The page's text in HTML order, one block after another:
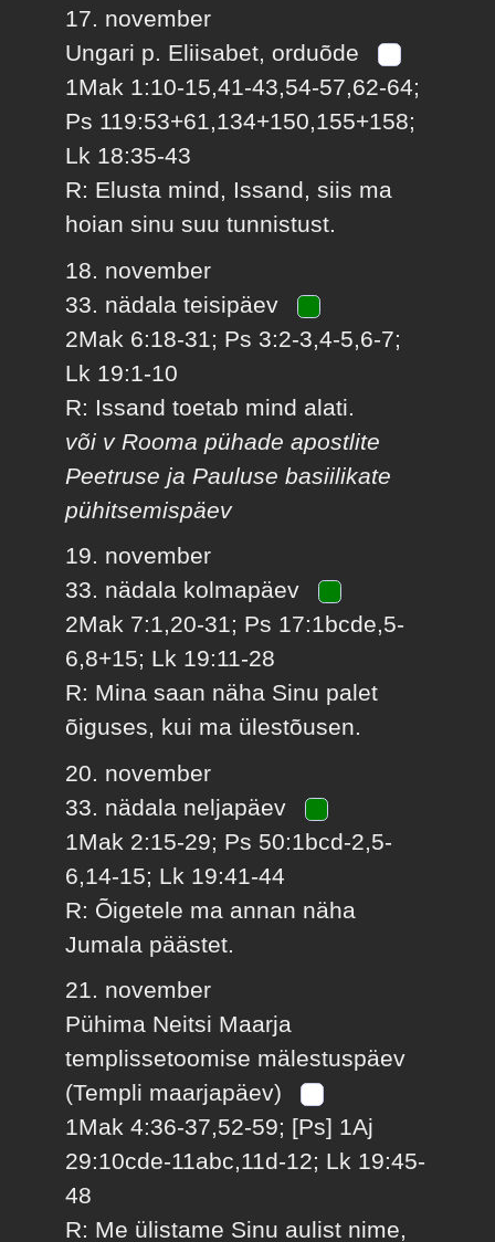
17. november
Ungari p. Eliisabet, orduõde
1Mak 1:10-15,41-43,54-57,62-64;
Ps 119:53+61,134+150,155+158;
Lk 18:35-43
R: Elusta mind, Issand, siis ma
hoian sinu suu tunnistust.
18. november
33. nädala teisipäev
2Mak 6:18-31; Ps 3:2-3,4-5,6-7;
Lk 19:1-10
R: Issand toetab mind alati.
või v Rooma pühade apostlite
Peetruse ja Pauluse basiilikate
pühitsemispäev
19. november
33. nädala kolmapäev
2Mak 7:1,20-31; Ps 17:1bcde,5-
6,8+15; Lk 19:11-28
R: Mina saan näha Sinu palet
õiguses, kui ma ülestõusen.
20. november
33. nädala neljapäev
1Mak 2:15-29; Ps 50:1bcd-2,5-
6,14-15; Lk 19:41-44
R: Õigetele ma annan näha
Jumala päästet.
21. november
Pühima Neitsi Maarja
templissetoomise mälestuspäev
(Templi maarjapäev)
1Mak 4:36-37,52-59; [Ps] 1Aj
29:10cde-11abc,11d-12; Lk 19:45-
48
R: Me ülistame Sinu aulist nime,